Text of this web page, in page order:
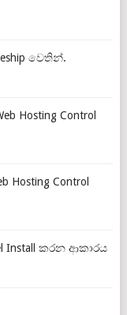
වෙතින්.
Hosting Control
Hosting Control
Install කරන ආකාරය